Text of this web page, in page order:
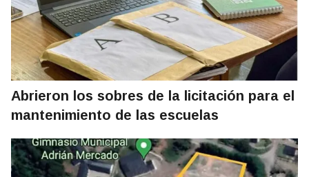
Abrieron los sobres de la licitación para el
mantenimiento de las escuelas